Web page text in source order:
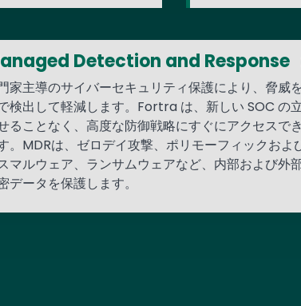
Detection and Response（
家主導のサイバーセキュリティ保護により、脅威
検出して軽減します。Fortra は、新しい SOC の
ることなく、高度な防御戦略にすぐにアクセスで
。MDRは、ゼロデイ攻撃、ポリモーフィックおよ
マルウェア、ランサムウェアなど、内部および外
データを保護します。